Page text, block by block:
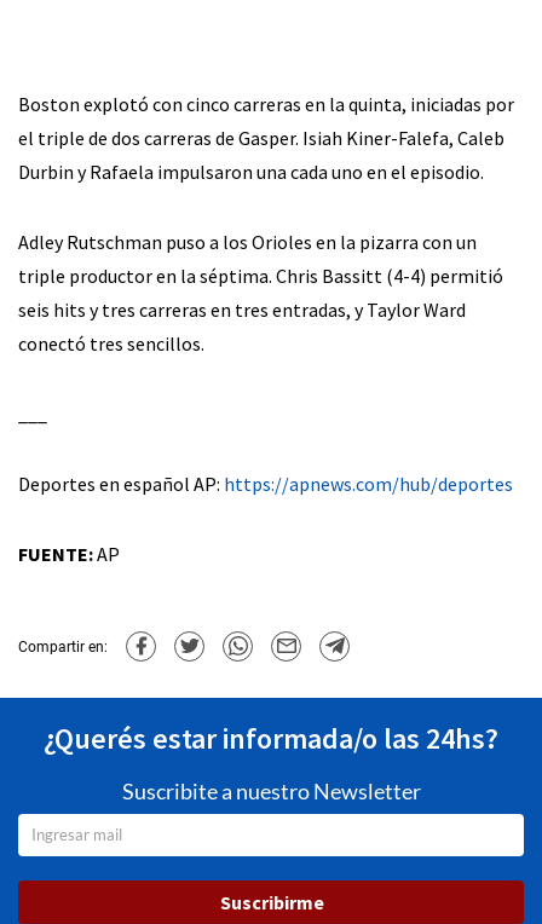
Boston explotó con cinco carreras en la quinta, iniciadas por
el triple de dos carreras de Gasper. Isiah Kiner-Falefa, Caleb
Durbin y Rafaela impulsaron una cada uno en el episodio.
Adley Rutschman puso a los Orioles en la pizarra con un
triple productor en la séptima. Chris Bassitt (4-4) permitió
seis hits y tres carreras en tres entradas, y Taylor Ward
conectó tres sencillos.
Deportes en español AP: https://apnews.com/hub/deportes
FUENTE:AP
Compartir en:
¿Querés estar informada/o las 24hs?
Suscribite a nuestro Newsletter
Suscribirme